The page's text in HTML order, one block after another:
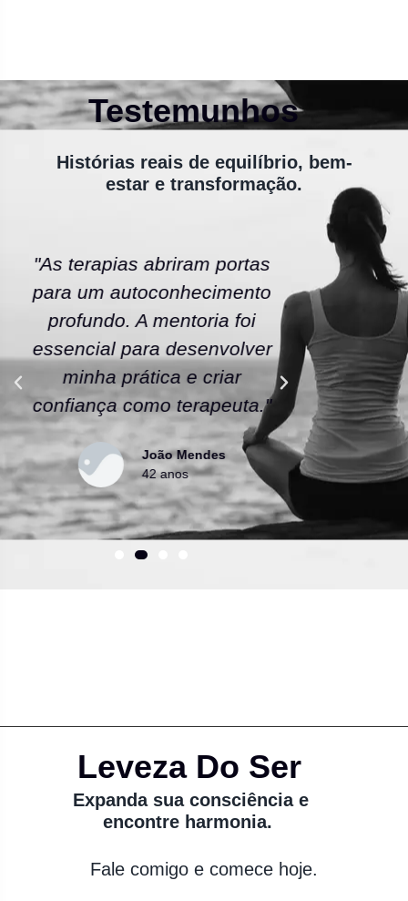
Testemunhos
Histórias reais de equilíbrio, bem-
estar e transformação.
"As terapias abriram portas
para um autoconhecimento
profundo. A mentoria foi
essencial para desenvolver
minha prática e criar
confiança como terapeuta."
João Mendes
42 anos
"A
escola
As
uma
Leveza Do Ser
Expanda sua consciência e
encontre harmonia.
Fale comigo e comece hoje.